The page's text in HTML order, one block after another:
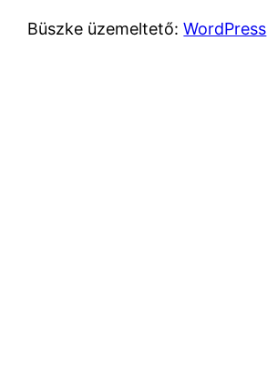
Büszke üzemeltető:WordPress